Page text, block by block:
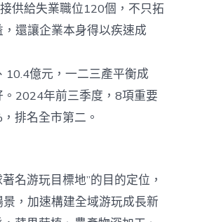
供給失業職位120個，不只拓
還讓企業本身得以疾速成
億元，一二三產平衡成
2024年前三季度，8項重要
排名全市第二。
名游玩目標地”的目的定位，
，加速構建全域游玩成長新